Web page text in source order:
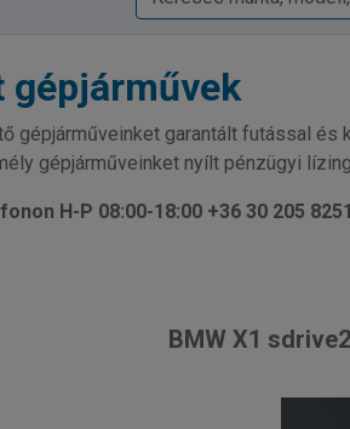
gépjárművek
gépjárműveinket garantált futással
gépjárműveinket nyílt pénzügyi
H-P 08:00-18:00 +36 30 205 8251
BMW X1